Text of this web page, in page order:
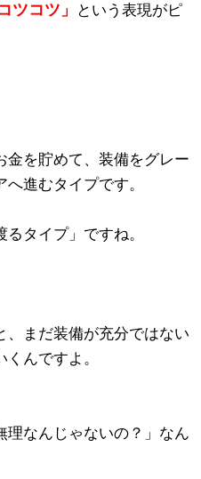
ツコツ」
という表現がピ
金を貯めて、装備をグレー
へ進むタイプです。
るタイプ」ですね。
、まだ装備が充分ではない
くんですよ。
理なんじゃないの？」なん